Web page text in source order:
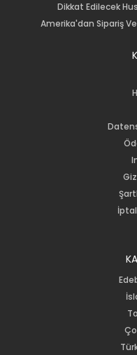
Dikkat Edilecek
Amerika'dan Sipariş